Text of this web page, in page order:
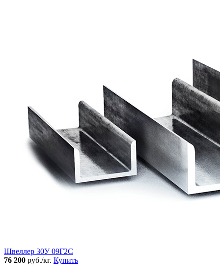
Швеллер 30У 09Г2С
76 200 руб./кг. Купить